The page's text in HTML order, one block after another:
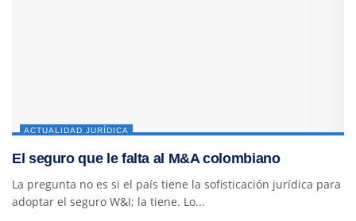
ACTUALIDAD JURÍDICA
El seguro que le falta al M&A colombiano
La pregunta no es si el país tiene la sofisticación jurídica para
adoptar el seguro W&I; la tiene. Lo...